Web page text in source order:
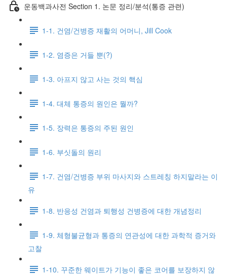
운동백과사전 Section 1. 논문 정리/분석(통증 관련)
1-1. 건염/건병증 재활의 어머니, Jill Cook
1-2. 염증은 거들 뿐(?)
1-3. 아프지 않고 사는 것의 핵심
1-4. 대체 통증의 원인은 뭘까?
1-5. 장력은 통증의 주된 원인
1-6. 부싯돌의 원리
1-7. 건염/건병증 부위 마사지와 스트레칭 하지말라는 이
유
1-8. 반응성 건염과 퇴행성 건병증에 대한 개념정리
1-9. 체형불균형과 통증의 연관성에 대한 과학적 증거와
고찰
1-10. 꾸준한 웨이트가 기능이 좋은 코어를 보장하지 않